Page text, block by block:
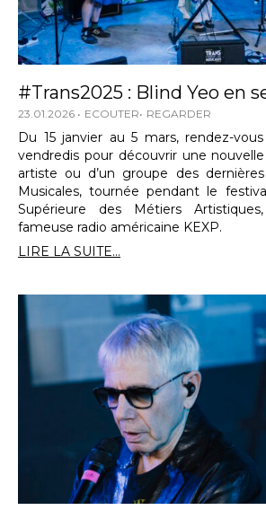
#Trans2025 : Blind Yeo en
23.01.2026 ECOUTER REGARDER
Du 15 janvier au 5 mars, rendez-
vendredis pour découvrir une nouvelle
artiste ou d’un groupe des
Musicales, tournée pendant le
Supérieure des Métiers
fameuse radio américaine KEXP.
LIRE LA SUITE...